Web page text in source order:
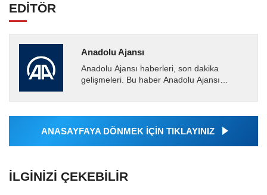
EDİTÖR
Anadolu Ajansı
Anadolu Ajansı haberleri, son dakika
gelişmeleri. Bu haber Anadolu Ajansı
tarafından geçilen tüm...
ANASAYFAYA DÖNMEK İÇİN TIKLAYINIZ
İLGINIZI ÇEKEBILIR